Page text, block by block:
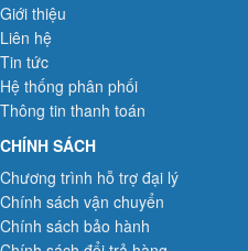
Giới thiệu
Liên hệ
Tin tức
Hệ thống phân phối
Thông tin thanh toán
CHÍNH SÁCH
Chương trình hỗ trợ đại lý
Chính sách vận chuyển
Chính sách bảo hành